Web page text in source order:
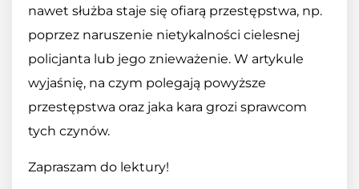
nawet służba staje się ofiarą przestępstwa, np.
poprzez naruszenie nietykalności cielesnej
policjanta lub jego znieważenie. W artykule
wyjaśnię, na czym polegają powyższe
przestępstwa oraz jaka kara grozi sprawcom
tych czynów.
Zapraszam do lektury!